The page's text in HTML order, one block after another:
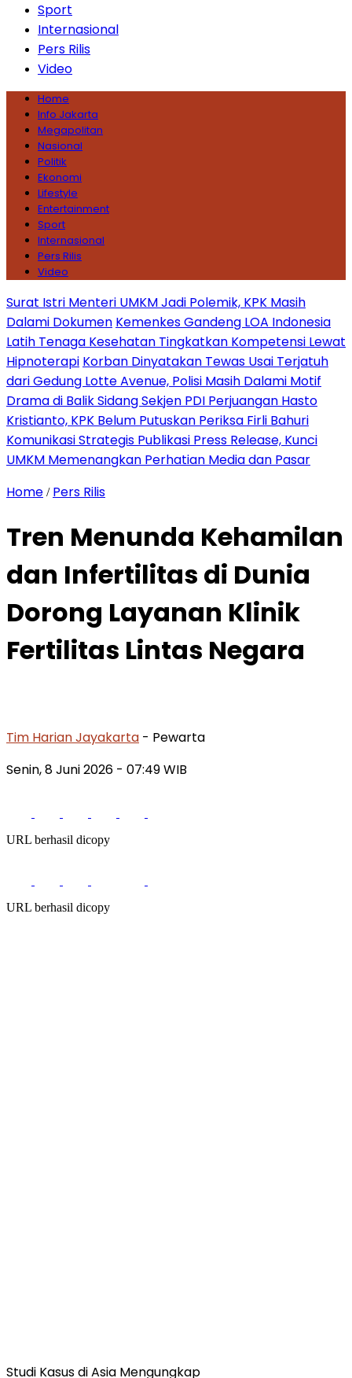
Sport
Internasional
Pers Rilis
Video
Home
Info Jakarta
Megapolitan
Nasional
Politik
Ekonomi
Lifestyle
Entertainment
Sport
Internasional
Pers Rilis
Video
Surat Istri Menteri UMKM Jadi Polemik, KPK Masih
Dalami Dokumen Kemenkes Gandeng LOA Indonesia
Latih Tenaga Kesehatan Tingkatkan Kompetensi Lewat
Hipnoterapi Korban Dinyatakan Tewas Usai Terjatuh
dari Gedung Lotte Avenue, Polisi Masih Dalami Motif
Drama di Balik Sidang Sekjen PDI Perjuangan Hasto
Kristianto, KPK Belum Putuskan Periksa Firli Bahuri
Komunikasi Strategis Publikasi Press Release, Kunci
UMKM Memenangkan Perhatian Media dan Pasar
Home / Pers Rilis
Tren Menunda Kehamilan
dan Infertilitas di Dunia
Dorong Layanan Klinik
Fertilitas Lintas Negara
Tim Harian Jayakarta - Pewarta
Senin, 8 Juni 2026 - 07:49 WIB
URL berhasil dicopy
URL berhasil dicopy
Studi Kasus di Asia Mengungkap